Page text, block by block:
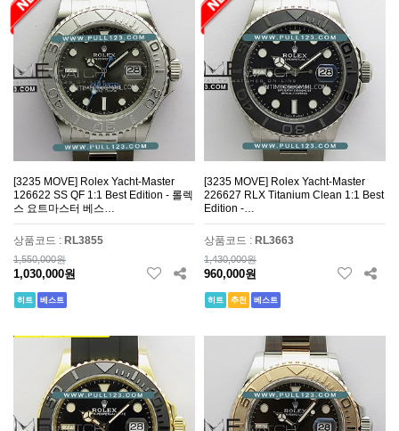
[3235 MOVE] Rolex Yacht-Master
126622 SS QF 1:1 Best Edition - 롤렉
스 요트마스터 베스…
상품코드 : RL3855
1,550,000원
1,030,000원
히트 베스트
[3235 MOVE] Rolex Yacht-Master
226627 RLX Titanium Clean 1:1 Best
Edition -…
상품코드 : RL3663
1,430,000원
960,000원
히트 추천 베스트